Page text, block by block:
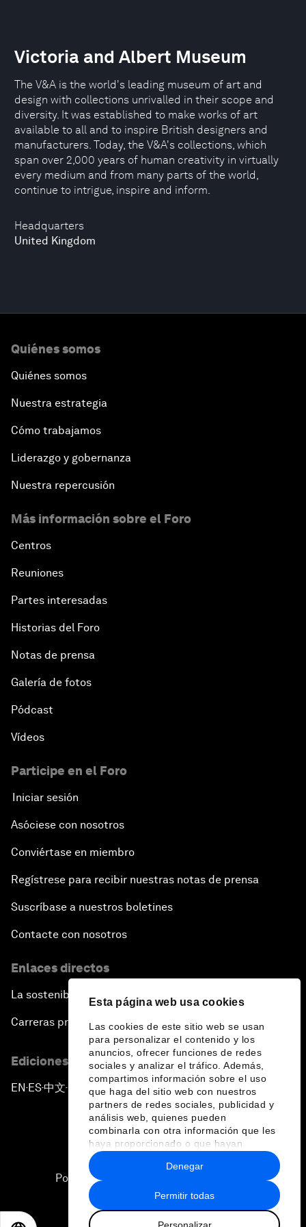
Esta página web usa cookies
Las cookies de este sitio web se usan
para personalizar el contenido y los
anuncios, ofrecer funciones de redes
sociales y analizar el tráfico. Además,
compartimos información sobre el uso
que haga del sitio web con nuestros
partners de redes sociales, publicidad y
análisis web, quienes pueden
combinarla con otra información que les
haya proporcionado o que hayan
recopilado a partir del uso que haya
hecho de sus servicios.
Permitir todas
Personalizar
Denegar
Headquarters
United Kingdom
Victoria and Albert Museum
The V&A is the world's leading museum of art and
design with collections unrivalled in their scope and
diversity. It was established to make works of art
available to all and to inspire British designers and
manufacturers. Today, the V&A's collections, which
span over 2,000 years of human creativity in virtually
every medium and from many parts of the world,
continue to intrigue, inspire and inform.
Quiénes somos
Quiénes somos
Nuestra estrategia
Cómo trabajamos
Liderazgo y gobernanza
Nuestra repercusión
Más información sobre el Foro
Centros
Reuniones
Partes interesadas
Historias del Foro
Notas de prensa
Galería de fotos
Pódcast
Vídeos
Participe en el Foro
Iniciar sesión
Asóciese con nosotros
Conviértase en miembro
Regístrese para recibir nuestras notas de prensa
Suscríbase a nuestros boletines
Contacte con nosotros
Enlaces directos
La sostenibilidad en el Foro
Carreras profesionales
Ediciones en otros idiomas
EN ▪ES▪中文▪ 日本語
Política de privacidad y normas de uso
Sitemap